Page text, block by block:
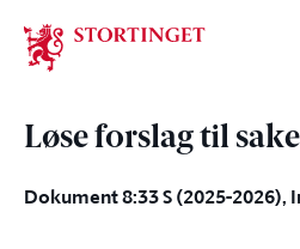
Stortinget.no
Løse forslag til
Dokument 8:33 S (2025-2026),